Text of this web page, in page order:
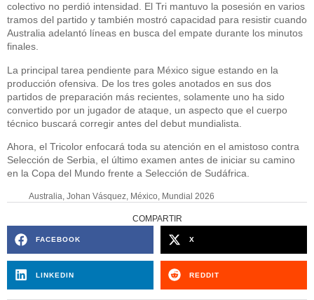
colectivo no perdió intensidad. El Tri mantuvo la posesión en varios
tramos del partido y también mostró capacidad para resistir cuando
Australia adelantó líneas en busca del empate durante los minutos
finales.
La principal tarea pendiente para México sigue estando en la
producción ofensiva. De los tres goles anotados en sus dos
partidos de preparación más recientes, solamente uno ha sido
convertido por un jugador de ataque, un aspecto que el cuerpo
técnico buscará corregir antes del debut mundialista.
Ahora, el Tricolor enfocará toda su atención en el amistoso contra
Selección de Serbia, el último examen antes de iniciar su camino
en la Copa del Mundo frente a Selección de Sudáfrica.
Australia ,Johan Vásquez México Mundial 2026
COMPARTIR
FACEBOOK X
LINKEDIN REDDIT